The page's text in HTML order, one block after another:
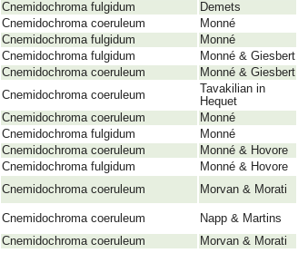
Cnemidochroma fulgidum
Demets
Cnemidochroma coeruleum
Monné
Cnemidochroma fulgidum
Monné
Cnemidochroma fulgidum
Monné & Giesbert
Cnemidochroma coeruleum
Monné & Giesbert
Cnemidochroma coeruleum
Tavakilian in
Hequet
Cnemidochroma coeruleum
Monné
Cnemidochroma fulgidum
Monné
Cnemidochroma coeruleum
Monné & Hovore
Cnemidochroma fulgidum
Monné & Hovore
Cnemidochroma coeruleum
Morvan & Morati
Cnemidochroma coeruleum Napp & Martins
Cnemidochroma coeruleum
Morvan & Morati